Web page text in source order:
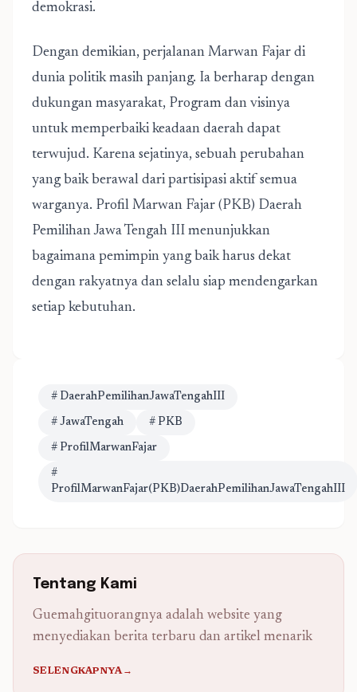
demokrasi.
Dengan demikian, perjalanan Marwan Fajar di
dunia politik masih panjang. Ia berharap dengan
dukungan masyarakat, Program dan visinya
untuk memperbaiki keadaan daerah dapat
terwujud. Karena sejatinya, sebuah perubahan
yang baik berawal dari partisipasi aktif semua
warganya. Profil Marwan Fajar (PKB) Daerah
Pemilihan Jawa Tengah III menunjukkan
bagaimana pemimpin yang baik harus dekat
dengan rakyatnya dan selalu siap mendengarkan
setiap kebutuhan.
# DaerahPemilihanJawaTengahIII
# JawaTengah # PKB
# ProfilMarwanFajar
#
ProfilMarwanFajar(PKB)DaerahPemilihanJawaTengahIII
Tentang Kami
Guemahgituorangnya adalah website yang
menyediakan berita terbaru dan artikel menarik
SELENGKAPNYA→